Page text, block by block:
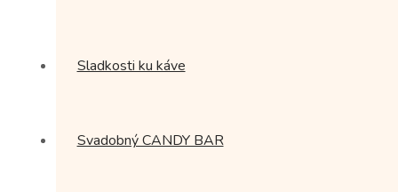
Sladkosti ku káve
Svadobný CANDY BAR